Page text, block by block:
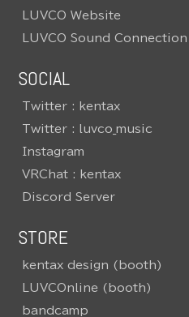
LUVCO Website
LUVCO Sound Connection
SOCIAL
Twitter : kentax
Twitter : luvco_music
Instagram
VRChat : kentax
Discord Server
STORE
kentax design (booth)
LUVCOnline (booth)
bandcamp